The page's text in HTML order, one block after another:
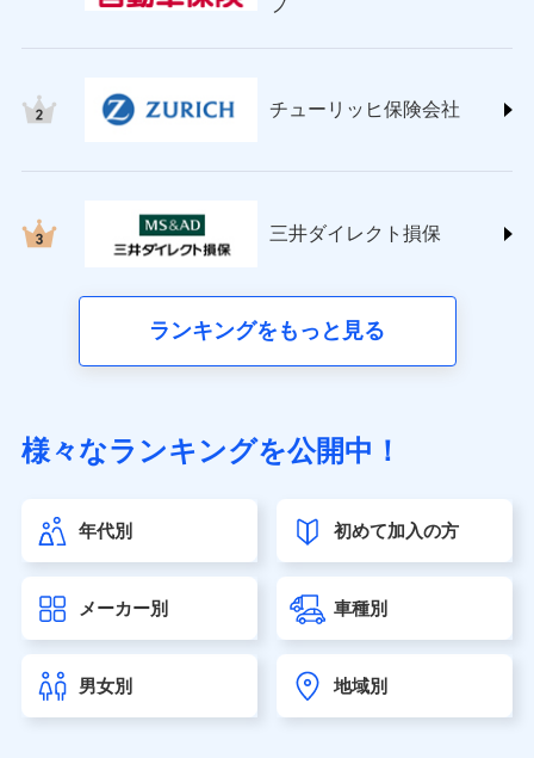
チューリッヒ保険会社 (https://www.zurich.co.jp/)
(https://www.nisshinfire.co.jp/)
(https://www.petfamilyins.co.jp/)
ins.com/)
三井ダイレクト損害保険株式会社
（https://www.sonylife.co.jp）
第一ネオ生命保険株式会社（https://neofirst.co.jp/）
大樹生命保険株式会社（https://www.taiju-life.co.jp）
seimei.co.jp）
チューリッヒ生命保険株式会社
東京海上日動あんしん生命保険株式会社
（https://www.tmn-anshin.co.jp/）
プ
チューリッヒ保険会社
三井ダイレクト損保
ランキングをもっと見る
様々なランキングを公開中！
年代別 初めて加入の方
メーカー別 車種別
男女別 地域別